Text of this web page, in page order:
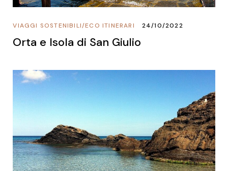
ECO ITINERARI
/
VIAGGI SOSTENIBILI 24/10/2022
Orta e Isola di San Giulio